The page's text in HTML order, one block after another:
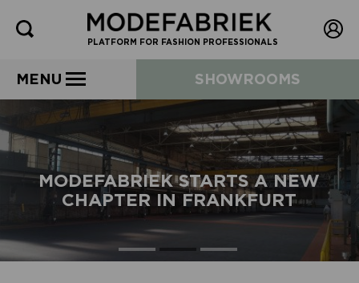
PLATFORM FOR FASHION PROFESSIONALS
MENU SHOWROOMS
MODEFABRIEK STARTS A NEW
CHAPTER IN FRANKFURT